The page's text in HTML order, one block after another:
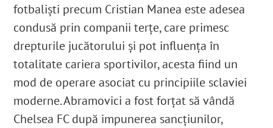
fotbalişti precum Cristian Manea este adesea
condusă prin companii terţe, care primesc
drepturile jucătorului şi pot influenţa în
totalitate cariera sportivilor, acesta fiind un
mod de operare asociat cu principiile sclaviei
moderne. Abramovici a fost forțat să vândă
Chelsea FC după impunerea sancțiunilor,